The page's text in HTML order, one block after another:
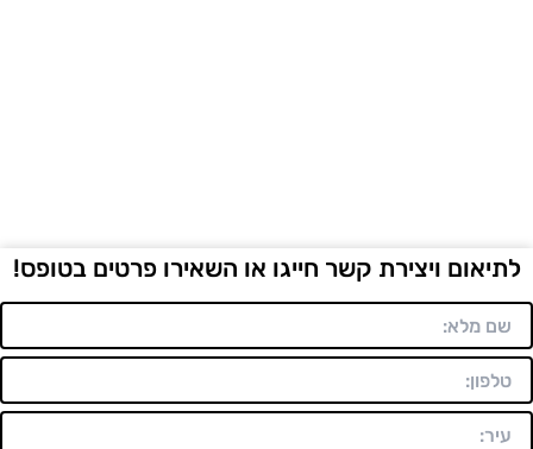
לתיאום ויצירת קשר חייגו או השאירו פרטים בטופס!